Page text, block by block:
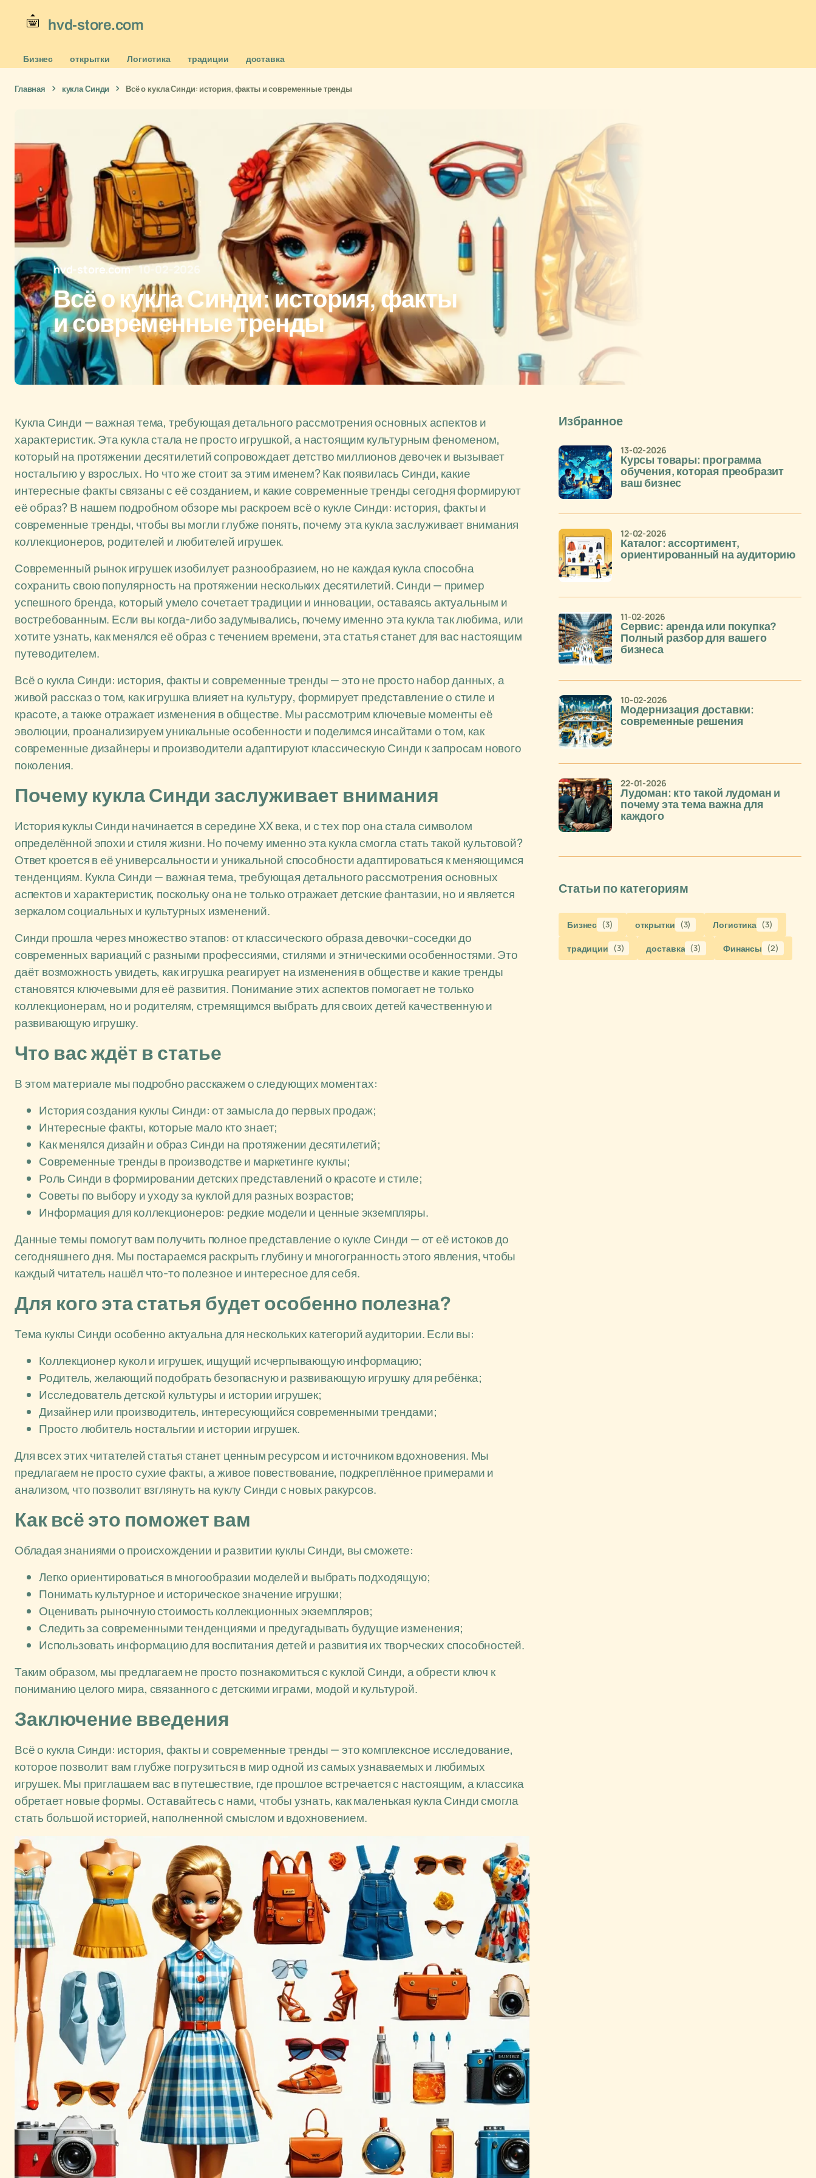
hvd-store.com
Бизнес открытки Логистика традиции доставка
Главная кукла Синди Всё о кукла Синди: история, факты и современные тренды
hvd-store.com 10-02-2026
Всё о кукла Синди: история, факты
и современные тренды
Кукла Синди — важная тема, требующая детального рассмотрения основных аспектов и
характеристик. Эта кукла стала не просто игрушкой, а настоящим культурным феноменом,
который на протяжении десятилетий сопровождает детство миллионов девочек и вызывает
ностальгию у взрослых. Но что же стоит за этим именем? Как появилась Синди, какие
интересные факты связаны с её созданием, и какие современные тренды сегодня формируют
её образ? В нашем подробном обзоре мы раскроем всё о кукле Синди: история, факты и
современные тренды, чтобы вы могли глубже понять, почему эта кукла заслуживает внимания
коллекционеров, родителей и любителей игрушек.
Современный рынок игрушек изобилует разнообразием, но не каждая кукла способна
сохранить свою популярность на протяжении нескольких десятилетий. Синди — пример
успешного бренда, который умело сочетает традиции и инновации, оставаясь актуальным и
востребованным. Если вы когда-либо задумывались, почему именно эта кукла так любима, или
хотите узнать, как менялся её образ с течением времени, эта статья станет для вас настоящим
путеводителем.
Всё о кукла Синди: история, факты и современные тренды — это не просто набор данных, а
живой рассказ о том, как игрушка влияет на культуру, формирует представление о стиле и
красоте, а также отражает изменения в обществе. Мы рассмотрим ключевые моменты её
эволюции, проанализируем уникальные особенности и поделимся инсайтами о том, как
современные дизайнеры и производители адаптируют классическую Синди к запросам нового
поколения.
Почему кукла Синди заслуживает внимания
История куклы Синди начинается в середине XX века, и с тех пор она стала символом
определённой эпохи и стиля жизни. Но почему именно эта кукла смогла стать такой культовой?
Ответ кроется в её универсальности и уникальной способности адаптироваться к меняющимся
тенденциям. Кукла Синди — важная тема, требующая детального рассмотрения основных
аспектов и характеристик, поскольку она не только отражает детские фантазии, но и является
зеркалом социальных и культурных изменений.
Синди прошла через множество этапов: от классического образа девочки-соседки до
современных вариаций с разными профессиями, стилями и этническими особенностями. Это
даёт возможность увидеть, как игрушка реагирует на изменения в обществе и какие тренды
становятся ключевыми для её развития. Понимание этих аспектов помогает не только
коллекционерам, но и родителям, стремящимся выбрать для своих детей качественную и
развивающую игрушку.
Что вас ждёт в статье
В этом материале мы подробно расскажем о следующих моментах:
История создания куклы Синди: от замысла до первых продаж;
Интересные факты, которые мало кто знает;
Как менялся дизайн и образ Синди на протяжении десятилетий;
Современные тренды в производстве и маркетинге куклы;
Роль Синди в формировании детских представлений о красоте и стиле;
Советы по выбору и уходу за куклой для разных возрастов;
Информация для коллекционеров: редкие модели и ценные экземпляры.
Данные темы помогут вам получить полное представление о кукле Синди — от её истоков до
сегодняшнего дня. Мы постараемся раскрыть глубину и многогранность этого явления, чтобы
каждый читатель нашёл что-то полезное и интересное для себя.
Для кого эта статья будет особенно полезна?
Тема куклы Синди особенно актуальна для нескольких категорий аудитории. Если вы:
Коллекционер кукол и игрушек, ищущий исчерпывающую информацию;
Родитель, желающий подобрать безопасную и развивающую игрушку для ребёнка;
Исследователь детской культуры и истории игрушек;
Дизайнер или производитель, интересующийся современными трендами;
Просто любитель ностальгии и истории игрушек.
Для всех этих читателей статья станет ценным ресурсом и источником вдохновения. Мы
предлагаем не просто сухие факты, а живое повествование, подкреплённое примерами и
анализом, что позволит взглянуть на куклу Синди с новых ракурсов.
Как всё это поможет вам
Обладая знаниями о происхождении и развитии куклы Синди, вы сможете:
Легко ориентироваться в многообразии моделей и выбрать подходящую;
Понимать культурное и историческое значение игрушки;
Оценивать рыночную стоимость коллекционных экземпляров;
Следить за современными тенденциями и предугадывать будущие изменения;
Использовать информацию для воспитания детей и развития их творческих способностей.
Таким образом, мы предлагаем не просто познакомиться с куклой Синди, а обрести ключ к
пониманию целого мира, связанного с детскими играми, модой и культурой.
Заключение введения
Всё о кукла Синди: история, факты и современные тренды — это комплексное исследование,
которое позволит вам глубже погрузиться в мир одной из самых узнаваемых и любимых
игрушек. Мы приглашаем вас в путешествие, где прошлое встречается с настоящим, а классика
обретает новые формы. Оставайтесь с нами, чтобы узнать, как маленькая кукла Синди смогла
стать большой историей, наполненной смыслом и вдохновением.
Избранное
Курсы товары: программа
обучения, которая преобразит
ваш бизнес
13-02-2026
Каталог: ассортимент,
ориентированный на аудиторию
12-02-2026
Сервис: аренда или покупка?
Полный разбор для вашего
бизнеса
11-02-2026
Модернизация доставки:
современные решения
10-02-2026
Лудоман: кто такой лудоман и
почему эта тема важна для
каждого
22-01-2026
Статьи по категориям
Бизнес (3) открытки (3) Логистика (3)
традиции (3) доставка (3) Финансы (2)